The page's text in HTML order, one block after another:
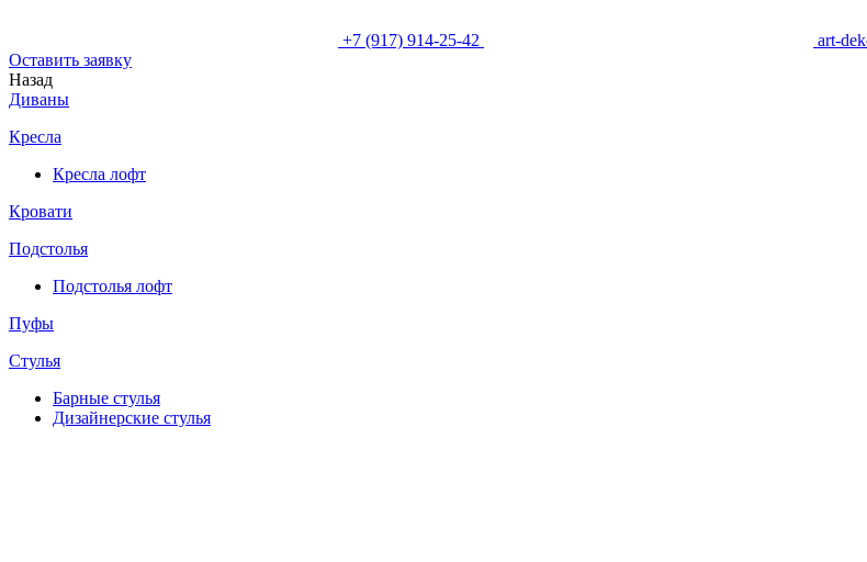
+7 (917) 914-25-42
art-
Оставить заявку
Назад
Диваны
Кресла
Кресла лофт
Кровати
Подстолья
Подстолья лофт
Пуфы
Стулья
Барные cтулья
Дизайнерские cтулья